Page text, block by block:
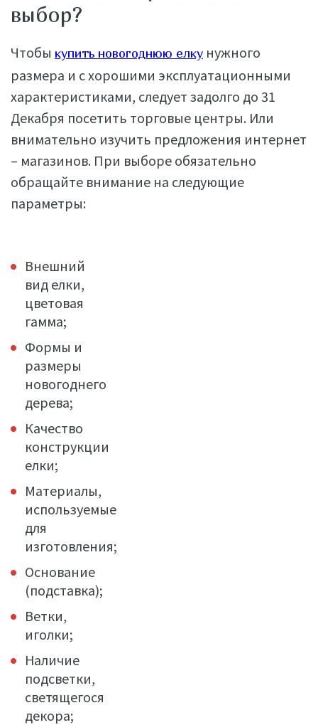
выбор?
Чтобы купить новогоднюю елку нужного
размера и с хорошими эксплуатационными
характеристиками, следует задолго до 31
Декабря посетить торговые центры. Или
внимательно изучить предложения интернет
– магазинов. При выборе обязательно
обращайте внимание на следующие
параметры:
Внешний
вид елки,
цветовая
гамма;
Формы и
размеры
новогоднего
дерева;
Качество
конструкции
елки;
Материалы,
используемые
для
изготовления;
Основание
(подставка);
Ветки,
иголки;
Наличие
подсветки,
светящегося
декора;